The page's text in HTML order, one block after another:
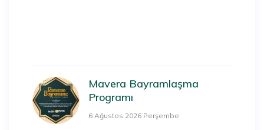
Mavera Bayramlaşma
Programı
6 Ağustos 2026 Perşembe